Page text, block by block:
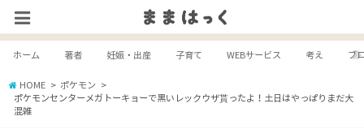
ホーム 著者 妊娠・出産 子育て WEBサービス 考え ブ
HOME
ポケモン
ポケモンセンターメガトーキョーで黒いレックウザ貰ったよ！土日はやっぱりまだ大
混雑